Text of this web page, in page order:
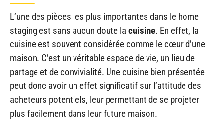
L’une des pièces les plus importantes dans le home
staging est sans aucun doute la cuisine. En effet, la
cuisine est souvent considérée comme le cœur d’une
maison. C’est un véritable espace de vie, un lieu de
partage et de convivialité. Une cuisine bien présentée
peut donc avoir un effet significatif sur l’attitude des
acheteurs potentiels, leur permettant de se projeter
plus facilement dans leur future maison.